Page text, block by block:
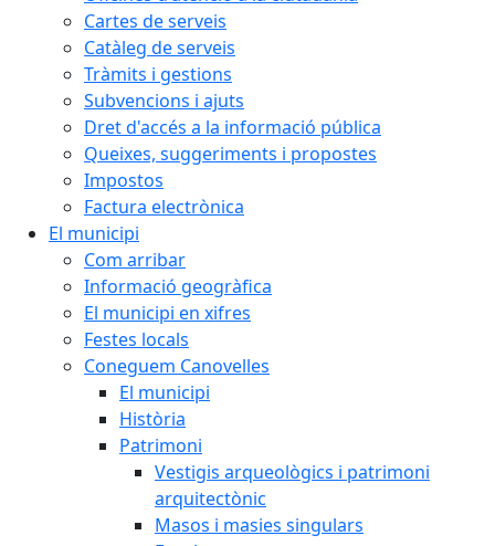
Cartes de serveis
Catàleg de serveis
Tràmits i gestions
Subvencions i ajuts
Dret d'accés a la informació pública
Queixes, suggeriments i propostes
Impostos
Factura electrònica
El municipi
Com arribar
Informació geogràfica
El municipi en xifres
Festes locals
Coneguem Canovelles
El municipi
Història
Patrimoni
Vestigis arqueològics i patrimoni
arquitectònic
Masos i masies singulars